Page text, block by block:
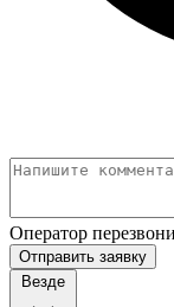
Оператор
Отправить заявку
Везде